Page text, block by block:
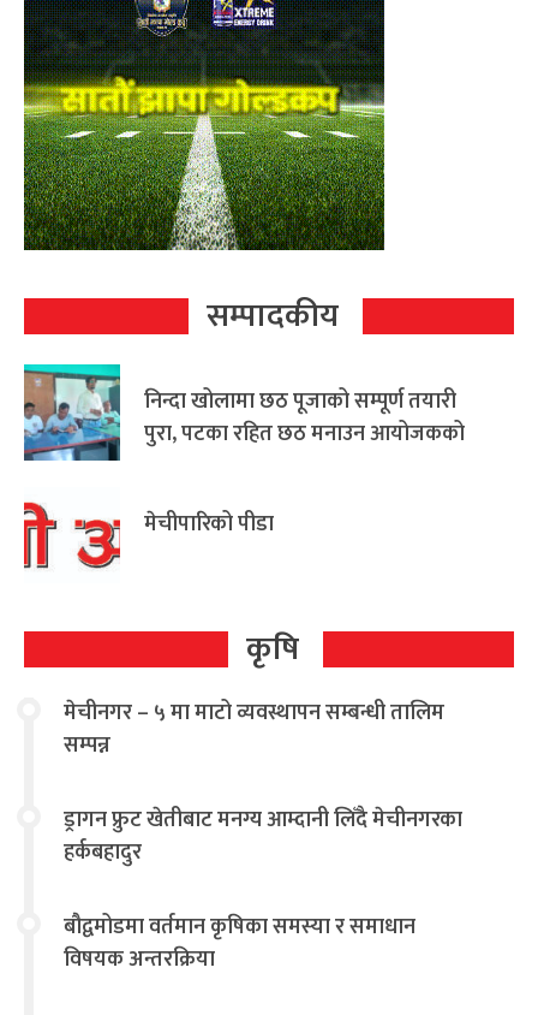
सम्पादकीय
निन्दा खोलामा छठ पूजाको सम्पूर्ण तयारी
पुरा, पटका रहित छठ मनाउन आयोजकको
मेचीपारिको पीडा
कृषि
मेचीनगर – ५ मा माटो व्यवस्थापन सम्बन्धी तालिम
सम्पन्न
ड्रागन फ्रुट खेतीबाट मनग्य आम्दानी लिँदै मेचीनगरका
हर्कबहादुर
बौद्वमोडमा वर्तमान कृषिका समस्या र समाधान
विषयक अन्तरक्रिया